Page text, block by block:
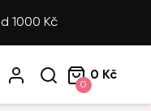
1000 Kč
0
0 Kč